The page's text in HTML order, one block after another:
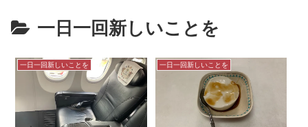
一日一回新しいことを
一日一回新しいことを 一日一回新しいことを